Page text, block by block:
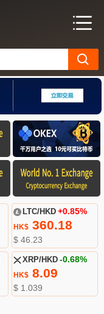
LTC/HKD +0.85%
HK$360.18
$ 46.23
XRP/HKD -0.68%
HK$8.09
$ 1.039